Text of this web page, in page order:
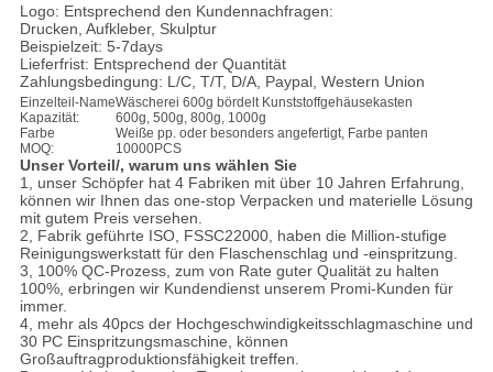
Logo: Entsprechend den Kundennachfragen:
Drucken, Aufkleber, Skulptur
Beispielzeit: 5-7days
Lieferfrist: Entsprechend der Quantität
Zahlungsbedingung: L/C, T/T, D/A, Paypal, Western Union
Einzelteil-NameWäscherei 600g bördelt Kunststoffgehäusekasten
Kapazität:
600g, 500g, 800g, 1000g
Farbe
Weiße pp. oder besonders angefertigt, Farbe panten
MOQ:
10000PCS
Unser Vorteil/, warum uns wählen Sie
1, unser Schöpfer hat 4 Fabriken mit über 10 Jahren Erfahrung,
können wir Ihnen das one-stop Verpacken und materielle Lösung
mit gutem Preis versehen.
2, Fabrik geführte ISO, FSSC22000, haben die Million-stufige
Reinigungswerkstatt für den Flaschenschlag und -einspritzung.
3, 100% QC-Prozess, zum von Rate guter Qualität zu halten
100%, erbringen wir Kundendienst unserem Promi-Kunden für
immer.
4, mehr als 40pcs der Hochgeschwindigkeitsschlagmaschine und
30 PC Einspritzungsmaschine, können
Großauftragproduktionsfähigkeit treffen.